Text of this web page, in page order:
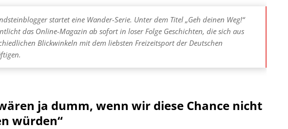
startet eine Wander-Serie. Unter dem Titel „Geh deinen Weg!“
das Online-Magazin ab sofort in loser Folge Geschichten, die sich aus
Blickwinkeln mit dem liebsten Freizeitsport der Deutschen
ja dumm, wenn wir diese Chance nicht
würden“